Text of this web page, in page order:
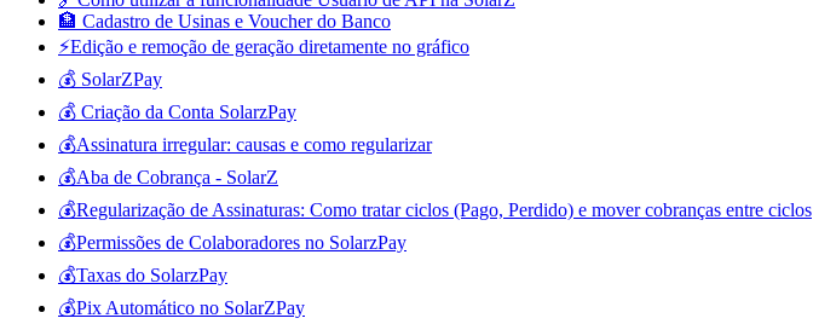
🏦 Cadastro de Usinas e Voucher do Banco
⚡Edição e remoção de geração diretamente no gráfico
💰 SolarZPay
💰 Criação da Conta SolarzPay
💰Assinatura irregular: causas e como regularizar
💰Aba de Cobrança - SolarZ
💰Regularização de Assinaturas: Como tratar ciclos (Pago, Perdido) e mover cobranças entre ciclos
💰Permissões de Colaboradores no SolarzPay
💰Taxas do SolarzPay
💰Pix Automático no SolarZPay